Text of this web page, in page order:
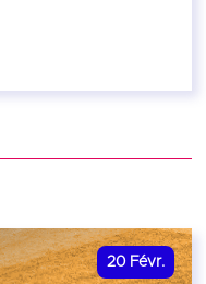
20 Févr.